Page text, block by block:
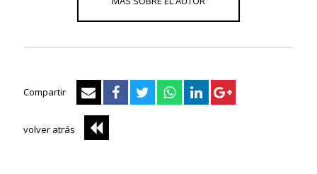
Compartir
volver atrás